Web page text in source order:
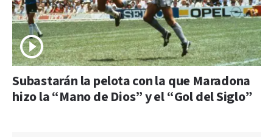
Subastarán la pelota con la que Maradona
hizo la “Mano de Dios” y el “Gol del Siglo”